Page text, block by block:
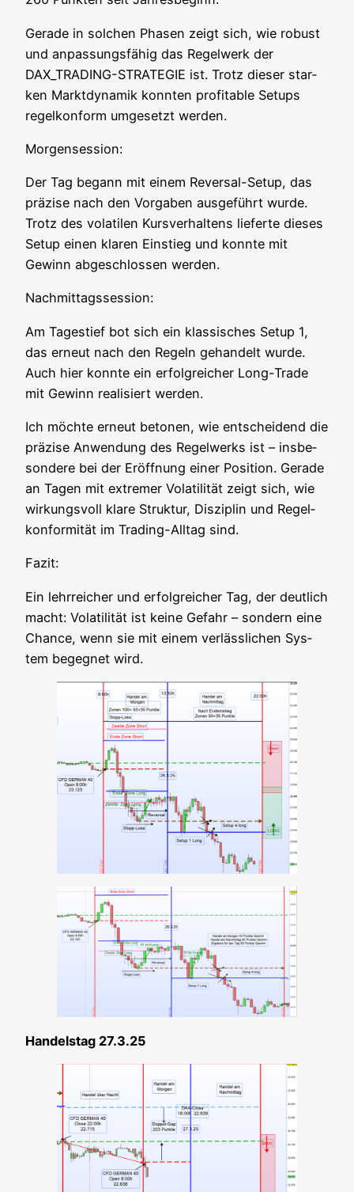
Gera­de in sol­chen Pha­sen zeigt sich, wie robust
und anpas­sungs­fä­hig das Regel­werk der
DAX_TRADING-STRATEGIE ist. Trotz die­ser star­
ken Markt­dy­na­mik konn­ten pro­fi­ta­ble Set­ups
regel­kon­form umge­setzt werden.
Mor­gen­ses­si­on:
Der Tag begann mit einem Rever­sal-Set­up, das
prä­zi­se nach den Vor­ga­ben aus­ge­führt wur­de.
Trotz des vola­ti­len Kurs­ver­hal­tens lie­fer­te die­ses
Set­up einen kla­ren Ein­stieg und konn­te mit
Gewinn abge­schlos­sen werden.
Nach­mit­tags­ses­si­on:
Am Tages­tief bot sich ein klas­si­sches Set­up 1,
das erneut nach den Regeln gehan­delt wur­de.
Auch hier konn­te ein erfolg­rei­cher Long-Trade
mit Gewinn rea­li­siert werden.
Ich möch­te erneut beto­nen, wie ent­schei­dend die
prä­zi­se Anwen­dung des Regel­werks ist – ins­be­
son­de­re bei der Eröff­nung einer Posi­ti­on. Gera­de
an Tagen mit extre­mer Vola­ti­li­tät zeigt sich, wie
wir­kungs­voll kla­re Struk­tur, Dis­zi­plin und Regel­
kon­for­mi­tät im Tra­ding-All­tag sind.
Fazit:
Ein lehr­rei­cher und erfolg­rei­cher Tag, der deut­lich
macht: Vola­ti­li­tät ist kei­ne Gefahr – son­dern eine
Chan­ce, wenn sie mit einem ver­läss­li­chen Sys­
tem begeg­net wird.
Han­dels­tag 27.3.25